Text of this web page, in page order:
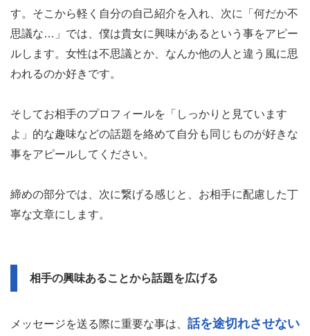
す。そこから軽く自分の自己紹介を入れ、次に「何だか不
思議な…」では、僕は貴女に興味があるという事をアピー
ルします。女性は不思議とか、なんか他の人と違う風に思
われるのか好きです。
そしてお相手のプロフィールを「しっかりと見ています
よ」的な趣味などの話題を絡めて自分も同じものが好きな
事をアピールしてください。
締めの部分では、次に繋げる感じと、お相手に配慮した丁
寧な文章にします。
相手の興味あることから話題を広げる
メッセージを送る際に重要な事は、 話を途切れさせない